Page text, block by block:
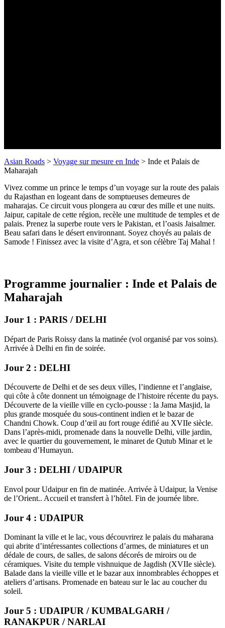
Asian Roads > Voyage sur mesure en Inde > Inde et Palais de
Maharajah
Vivez comme un prince le temps d’un voyage sur la route des palais
du Rajasthan en logeant dans de somptueuses demeures de
maharajas. Ce circuit vous plongera au cœur des mille et une nuits.
Jaipur, capitale de cette région, recèle une multitude de temples et de
palais. Prenez la superbe route vers le Pakistan, et l’oasis Jaisalmer.
Beau safari dans le désert environnant. Soyez choyés au palais de
Samode ! Finissez avec la visite d’Agra, et son célèbre Taj Mahal !
Programme journalier : Inde et Palais de
Maharajah
Jour 1 : PARIS / DELHI
Départ de Paris Roissy dans la matinée (vol organisé par vos soins).
Arrivée à Delhi en fin de soirée.
Jour 2 : DELHI
Découverte de Delhi et de ses deux villes, l’indienne et l’anglaise,
qui côte à côte donnent un témoignage de l’histoire récente du pays.
Découverte de la vieille ville en cyclo-pousse : la Jama Masjid, la
plus grande mosquée du sous-continent indien et le bazar de
Chandni Chowk. Coup d’œil au fort rouge édifié au XVIIe siècle.
Dans l’après-midi, promenade dans la nouvelle Delhi, ville jardin,
avec le quartier du gouvernement, le minaret de Qutub Minar et le
tombeau d’Humayun.
Jour 3 : DELHI / UDAIPUR
Envol pour Udaipur en fin de matinée. Arrivée à Udaipur, la Venise
de l’Orient.. Accueil et transfert à l’hôtel. Fin de journée libre.
Jour 4 : UDAIPUR
Dominant la ville et le lac, vous découvrirez le palais du maharana
qui abrite d’intéressantes collections d’armes, de miniatures et un
dédale de cours, de salles, de salons décorés de miroirs ou de
céramiques. Visite du temple vishnuique de Jagdish (XVIIe siècle).
Balade dans la vieille ville et le bazar aux innombrables échoppes et
ateliers d’artisans. Promenade en bateau sur le lac au coucher du
soleil.
Jour 5 : UDAIPUR / KUMBALGARH /
RANAKPUR / NARLAI